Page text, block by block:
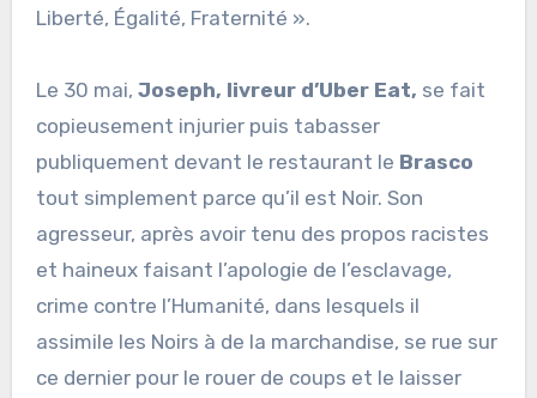
Liberté, Égalité, Fraternité ».
Le 30 mai, Joseph, livreur d’Uber Eat, se fait
copieusement injurier puis tabasser
publiquement devant le restaurant le Brasco
tout simplement parce qu’il est Noir. Son
agresseur, après avoir tenu des propos racistes
et haineux faisant l’apologie de l’esclavage,
crime contre l’Humanité, dans lesquels il
assimile les Noirs à de la marchandise, se rue sur
ce dernier pour le rouer de coups et le laisser